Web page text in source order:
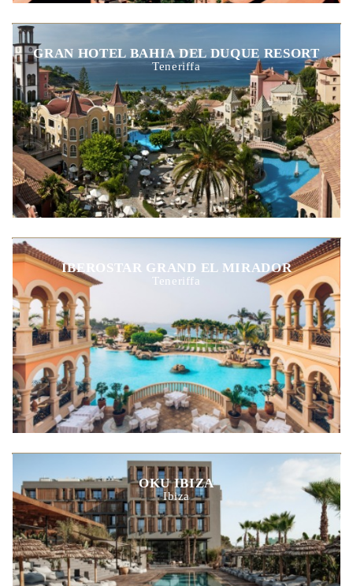
GRAN HOTEL BAHIA DEL DUQUE RESORT
Teneriffa
IBEROSTAR GRAND EL MIRADOR
Teneriffa
OKU IBIZA
Ibiza